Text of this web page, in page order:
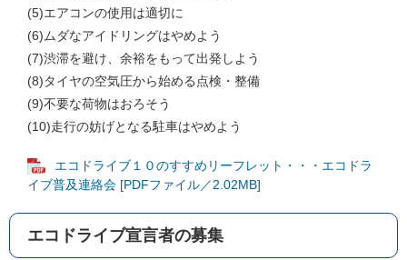
(5)エアコンの使用は適切に
(6)ムダなアイドリングはやめよう
(7)渋滞を避け、余裕をもって出発しよう
(8)タイヤの空気圧から始める点検・整備
(9)不要な荷物はおろそう
(10)走行の妨げとなる駐車はやめよう
エコドライブ１０のすすめリーフレット・・・エコドラ
イブ普及連絡会 [PDFファイル／2.02MB]
エコドライブ宣言者の募集